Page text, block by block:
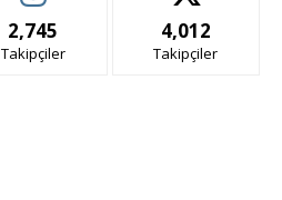
2,745
Takipçiler
4,012
Takipçiler